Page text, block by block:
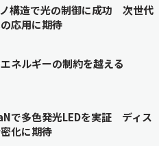
構造で光の制御に成功 次世代
応用に期待
ネルギーの制約を越える
で多色発光LEDを実証 ディス
化に期待